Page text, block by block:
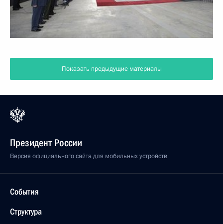
Показать предыдущие материалы
Президент России
Версия официального сайта для мобильных устройств
События
Структура